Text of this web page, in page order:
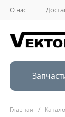
О нас
Главная /